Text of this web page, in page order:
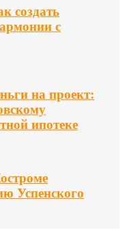
создать
с
на проект:
ипотеке
Успенского